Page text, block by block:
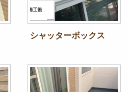
シャッターボックス